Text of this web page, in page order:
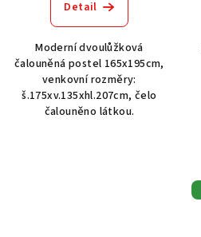
Detail
Moderní dvoulůžková
čalouněná postel 165x195cm,
venkovní rozměry:
š.175xv.135xhl.207cm, čelo
čalouněno látkou.